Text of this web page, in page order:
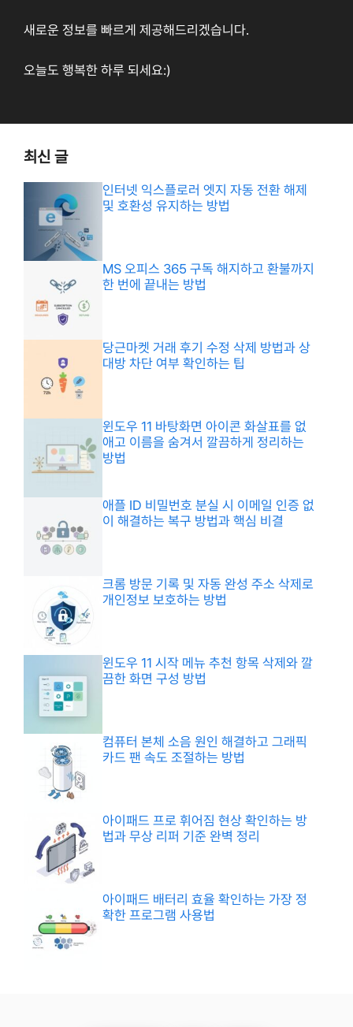
새로운 정보를 빠르게 제공해드리겠습니다.
오늘도 행복한 하루 되세요:)
최신 글
인터넷 익스플로러 엣지 자동 전환 해제
및 호환성 유지하는 방법
MS 오피스 365 구독 해지하고 환불까지
한 번에 끝내는 방법
당근마켓 거래 후기 수정 삭제 방법과 상
대방 차단 여부 확인하는 팁
윈도우 11 바탕화면 아이콘 화살표를 없
애고 이름을 숨겨서 깔끔하게 정리하는
방법
애플 ID 비밀번호 분실 시 이메일 인증 없
이 해결하는 복구 방법과 핵심 비결
크롬 방문 기록 및 자동 완성 주소 삭제로
개인정보 보호하는 방법
윈도우 11 시작 메뉴 추천 항목 삭제와 깔
끔한 화면 구성 방법
컴퓨터 본체 소음 원인 해결하고 그래픽
카드 팬 속도 조절하는 방법
아이패드 프로 휘어짐 현상 확인하는 방
법과 무상 리퍼 기준 완벽 정리
아이패드 배터리 효율 확인하는 가장 정
확한 프로그램 사용법